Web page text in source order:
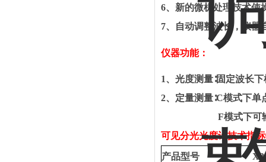
6、新的微机处理技术使
7、自动调整波长，仪器
仪器功能：
1、光度测量∶固定波长
2、定量测量∶C模式下单
F模式下可
可见分光光度计技术指
产品型号 X3